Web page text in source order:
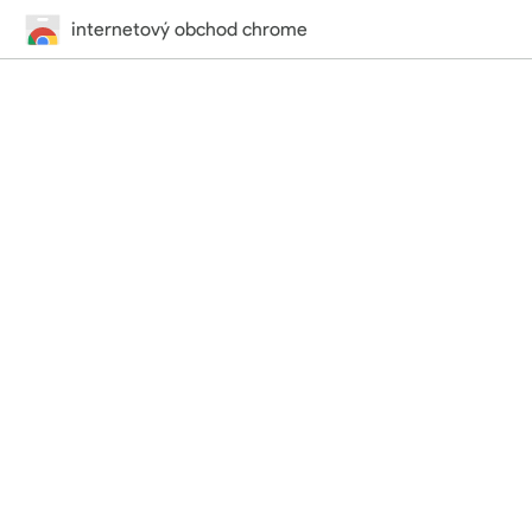
internetový obchod chrome